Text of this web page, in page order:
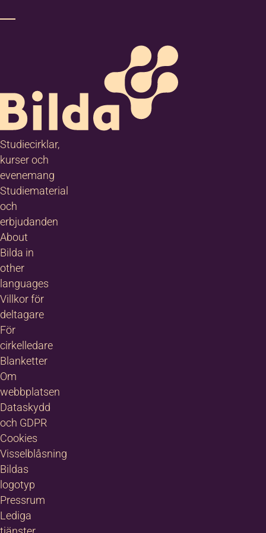
Studiecirklar,
kurser och
evenemang
Studiematerial
och
erbjudanden
About
Bilda in
other
languages
Villkor för
deltagare
För
cirkelledare
Blanketter
Om
webbplatsen
Dataskydd
och GDPR
Cookies
Visselblåsning
Bildas
logotyp
Pressrum
Lediga